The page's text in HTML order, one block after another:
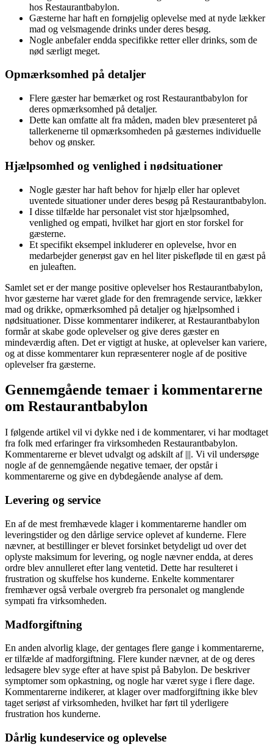
hos Restaurantbabylon.
Gæsterne har haft en fornøjelig oplevelse med at nyde lækker
mad og velsmagende drinks under deres besøg.
Nogle anbefaler endda specifikke retter eller drinks, som de
nød særligt meget.
Opmærksomhed på detaljer
Flere gæster har bemærket og rost Restaurantbabylon for
deres opmærksomhed på detaljer.
Dette kan omfatte alt fra måden, maden blev præsenteret på
tallerkenerne til opmærksomheden på gæsternes individuelle
behov og ønsker.
Hjælpsomhed og venlighed i nødsituationer
Nogle gæster har haft behov for hjælp eller har oplevet
uventede situationer under deres besøg på Restaurantbabylon.
I disse tilfælde har personalet vist stor hjælpsomhed,
venlighed og empati, hvilket har gjort en stor forskel for
gæsterne.
Et specifikt eksempel inkluderer en oplevelse, hvor en
medarbejder generøst gav en hel liter piskefløde til en gæst på
en juleaften.
Samlet set er der mange positive oplevelser hos Restaurantbabylon,
hvor gæsterne har været glade for den fremragende service, lækker
mad og drikke, opmærksomhed på detaljer og hjælpsomhed i
nødsituationer. Disse kommentarer indikerer, at Restaurantbabylon
formår at skabe gode oplevelser og give deres gæster en
mindeværdig aften. Det er vigtigt at huske, at oplevelser kan variere,
og at disse kommentarer kun repræsenterer nogle af de positive
oplevelser fra gæsterne.
Gennemgående temaer i kommentarerne
om Restaurantbabylon
I følgende artikel vil vi dykke ned i de kommentarer, vi har modtaget
fra folk med erfaringer fra virksomheden Restaurantbabylon.
Kommentarerne er blevet udvalgt og adskilt af |||. Vi vil undersøge
nogle af de gennemgående negative temaer, der opstår i
kommentarerne og give en dybdegående analyse af dem.
Levering og service
En af de mest fremhævede klager i kommentarerne handler om
leveringstider og den dårlige service oplevet af kunderne. Flere
nævner, at bestillinger er blevet forsinket betydeligt ud over det
oplyste maksimum for levering, og nogle nævner endda, at deres
ordre blev annulleret efter lang ventetid. Dette har resulteret i
frustration og skuffelse hos kunderne. Enkelte kommentarer
fremhæver også verbale overgreb fra personalet og manglende
sympati fra virksomheden.
Madforgiftning
En anden alvorlig klage, der gentages flere gange i kommentarerne,
er tilfælde af madforgiftning. Flere kunder nævner, at de og deres
ledsagere blev syge efter at have spist på Babylon. De beskriver
symptomer som opkastning, og nogle har været syge i flere dage.
Kommentarerne indikerer, at klager over madforgiftning ikke blev
taget seriøst af virksomheden, hvilket har ført til yderligere
frustration hos kunderne.
Dårlig kundeservice og oplevelse